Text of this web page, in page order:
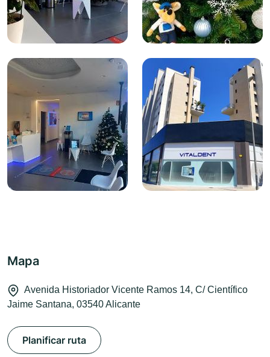
Mapa
Avenida Historiador Vicente Ramos 14, C/ Científico
Jaime Santana, 03540 Alicante
Planificar ruta